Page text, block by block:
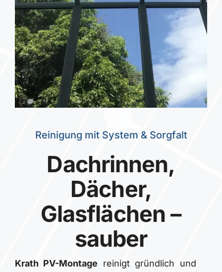
Reinigung mit System & Sorgfalt
Dachrinnen,
Dächer,
Glasflächen –
sauber
Krath PV-Montage reinigt gründlich und